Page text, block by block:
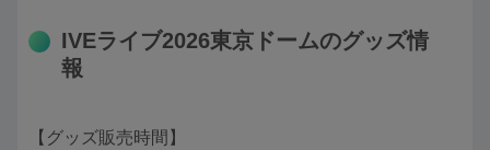
IVEライブ2026東京ドームのグッズ情
報
【グッズ販売時間】